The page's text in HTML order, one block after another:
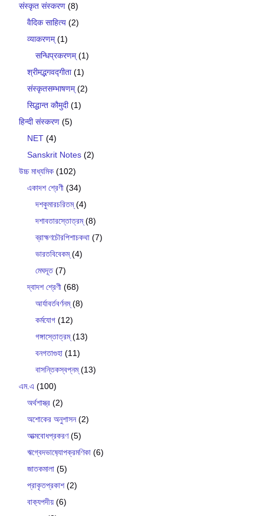
संस्कृत संस्करण (8)
वैदिक साहित्य (2)
व्याकरणम्(1)
सन्धिप्रकरणम्(1)
श्रीमद्भगवद्गीता(1)
संस्कृतसम्भाषणम्(2)
सिद्धान्त कौमुदी(1)
हिन्दी संस्करण (5)
NET (4)
Sanskrit Notes (2)
উচ্চ মাধ্যমিক (102)
একাদশ শ্রেণী (34)
দশকুমারচরিতম্(4)
দশাবতারস্তোত্রম্(8)
ব্রাহ্মণচৌরপিশাচকথা (7)
ভারতবিবেকম্(4)
মেঘদূত(7)
দ্বাদশ শ্রেণী (68)
আর্যাবর্তবর্ণনম্(8)
কর্মযোগ (12)
গঙ্গাস্তোত্রম্(13)
বনগতাগুহা (11)
বাসন্তিকস্বপ্নম্(13)
এম.এ (100)
অর্থশাস্ত্র (2)
অশোকের অনুশাসন(2)
আত্মবোধপ্রকরণ(5)
ঋগ্বেদভাষ‍্যোপক্রমণিকা (6)
জাতকমালা (5)
প্রাকৃতপ্রকাশ(2)
বাক‍্যপদীয় (6)